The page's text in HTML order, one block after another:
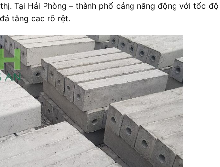
thị.Tại Hải Phòng –thành phố cảng năng độngvớitốc độ
đá tăng cao rõ rệt.